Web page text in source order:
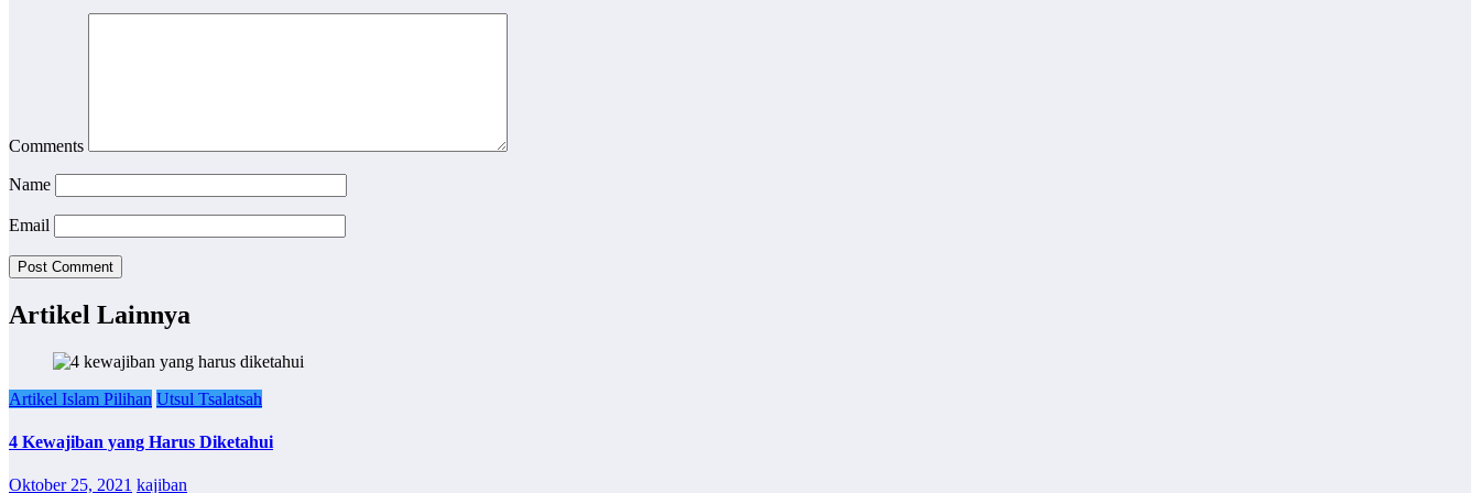
Comments
Name
Email
Artikel Lainnya
Artikel Islam Pilihan Utsul Tsalatsah
4 Kewajiban yang Harus Diketahui
Oktober 25, 2021 kajiban